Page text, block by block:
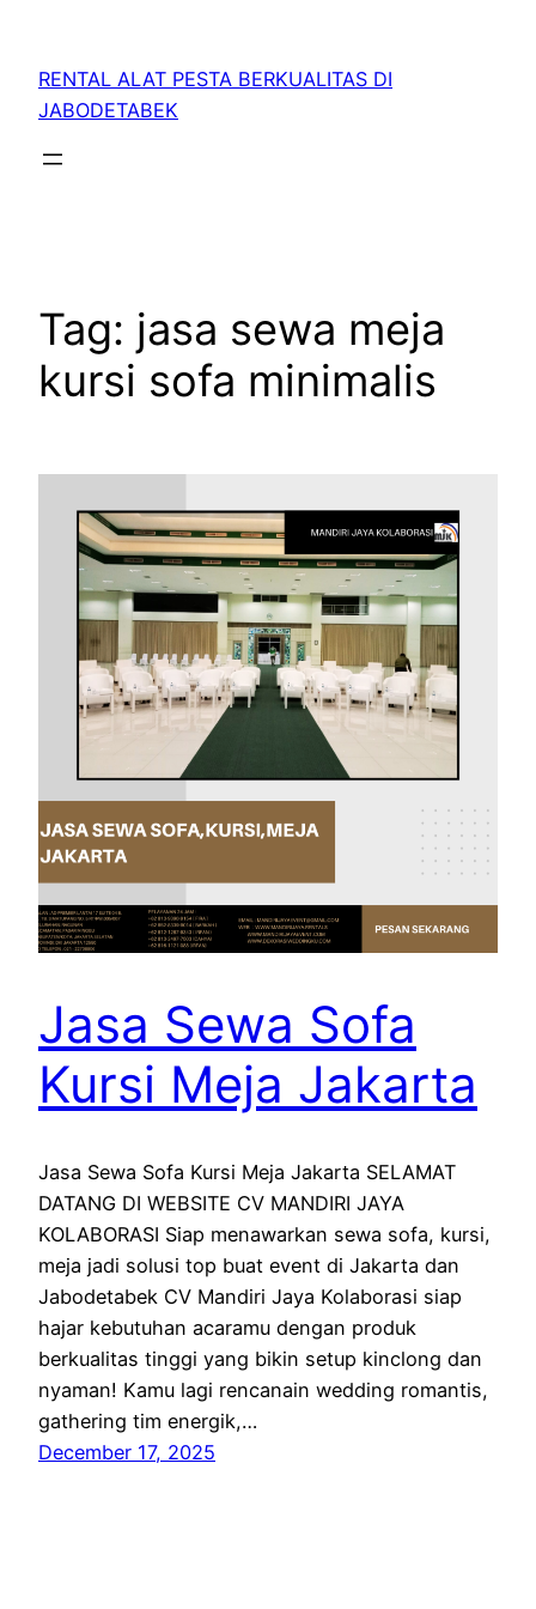
RENTAL ALAT PESTA BERKUALITAS DI
JABODETABEK
Tag: jasa sewa meja
kursi sofa minimalis
Jasa Sewa Sofa
Kursi Meja Jakarta
Jasa Sewa Sofa Kursi Meja Jakarta SELAMAT
DATANG DI WEBSITE CV MANDIRI JAYA
KOLABORASI Siap menawarkan sewa sofa, kursi,
meja jadi solusi top buat event di Jakarta dan
Jabodetabek CV Mandiri Jaya Kolaborasi siap
hajar kebutuhan acaramu dengan produk
berkualitas tinggi yang bikin setup kinclong dan
nyaman! Kamu lagi rencanain wedding romantis,
gathering tim energik,…
December 17, 2025